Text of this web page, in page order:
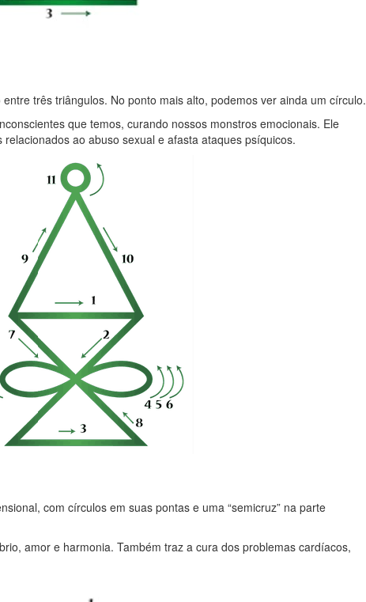
três triângulos. No ponto mais alto, podemos ver ainda um círculo.
que temos, curando nossos monstros emocionais. Ele
ao abuso sexual e afasta ataques psíquicos.
com círculos em suas pontas e uma “semicruz” na parte
amor e harmonia. Também traz a cura dos problemas cardíacos,